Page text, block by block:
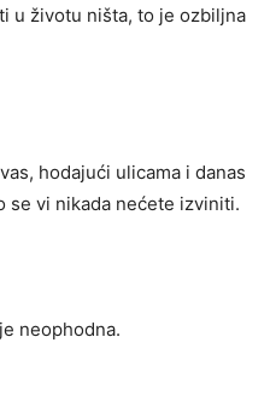
u životu ništa, to je ozbiljna
hodajući ulicama i danas
se vi nikada nećete izviniti.
neophodna.